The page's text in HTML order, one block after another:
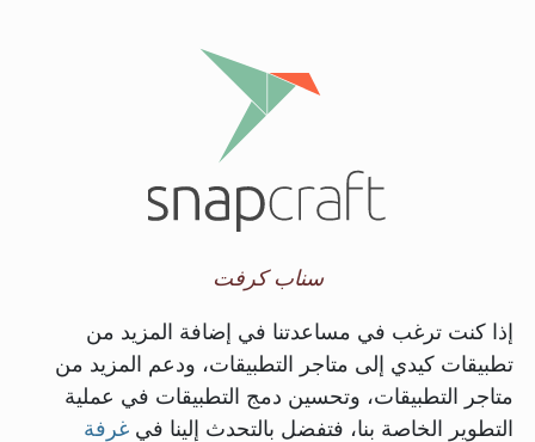
سناب كرفت
إذا كنت ترغب في مساعدتنا في إضافة المزيد من
تطبيقات كيدي إلى متاجر التطبيقات، ودعم المزيد من
متاجر التطبيقات، وتحسين دمج التطبيقات في عملية
التطوير الخاصة بنا، فتفضل بالتحدث إلينا في غرفة